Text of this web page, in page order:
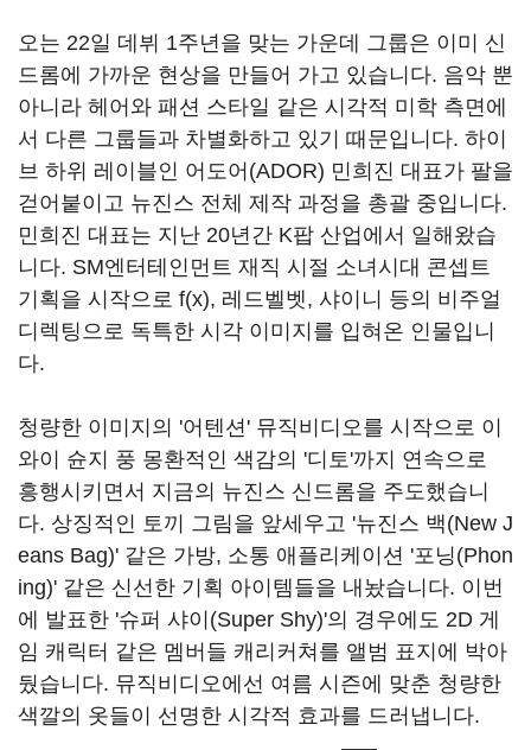
오는 22일 데뷔 1주년을 맞는 가운데 그룹은 이미 신
드롬에 가까운 현상을 만들어 가고 있습니다. 음악 뿐
아니라 헤어와 패션 스타일 같은 시각적 미학 측면에
서 다른 그룹들과 차별화하고 있기 때문입니다. 하이
브 하위 레이블인 어도어 (ADOR) 민희진 대표가 팔을
걷어붙이고 뉴진스 전체 제작 과정을 총괄 중입니다.
민희진 대표는 지난 20년간 K팝 산업에서 일해왔습
니다. SM엔터테인먼트 재직 시절 소녀시대 콘셉트
기획을 시작으로 f(x), 레드벨벳, 샤이니 등의 비주얼
디렉팅으로 독특한 시각 이미지를 입혀온 인물입니
다.
청량한 이미지의 '어텐션' 뮤직비디오를 시작으로 이
와이 슌지 풍 몽환적인 색감의 '디토'까지 연속으로
흥행시키면서 지금의 뉴진스 신드롬을 주도했습니
다. 상징적인 토끼 그림을 앞세우고 '뉴진스 백(New J
eans Bag)' 같은 가방, 소통 애플리케이션 '포닝(Phon
ing)' 같은 신선한 기획 아이템들을 내놨습니다. 이번
에 발표한 '슈퍼 샤이 (Super Shy)'의 경우에도 2D 게
임 캐릭터 같은 멤버들 캐리커쳐를 앨범 표지에 박아
뒀습니다. 뮤직비디오에선 여름 시즌에 맞춘 청량한
색깔의 옷들이 선명한 시각적 효과를 드러냅니다.